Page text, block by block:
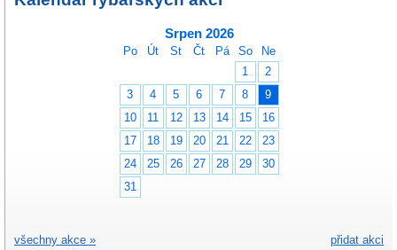
Srpen 2026
Po Út St Čt Pá So
Ne
1
2
3
4 5 6 7 8
9
10
11 12 13 14 15
16
17
18 19 20 21 22
23
24
25 26 27 28 29
30
31
přidat akci
všechny akce »